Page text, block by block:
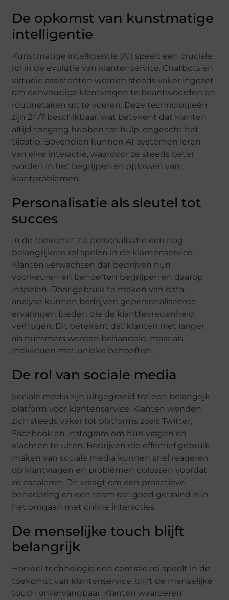
De opkomst van kunstmatige
intelligentie
Kunstmatige intelligentie (AI) speelt een cruciale
rol in de evolutie van klantenservice. Chatbots en
virtuele assistenten worden steeds vaker ingezet
om eenvoudige klantvragen te beantwoorden en
routinetaken uit te voeren. Deze technologieën
zijn 24/7 beschikbaar, wat betekent dat klanten
altijd toegang hebben tot hulp, ongeacht het
tijdstip. Bovendien kunnen AI-systemen leren
van elke interactie, waardoor ze steeds beter
worden in het begrijpen en oplossen van
klantproblemen.
Personalisatie als sleutel tot
succes
In de toekomst zal personalisatie een nog
belangrijkere rol spelen in de klantenservice.
Klanten verwachten dat bedrijven hun
voorkeuren en behoeften begrijpen en daarop
inspelen. Door gebruik te maken van data-
analyse kunnen bedrijven gepersonaliseerde
ervaringen bieden die de klanttevredenheid
verhogen. Dit betekent dat klanten niet langer
als nummers worden behandeld, maar als
individuen met unieke behoeften.
De rol van sociale media
Sociale media zijn uitgegroeid tot een belangrijk
platform voor klantenservice. Klanten wenden
zich steeds vaker tot platforms zoals Twitter,
Facebook en Instagram om hun vragen en
klachten te uiten. Bedrijven die effectief gebruik
maken van sociale media kunnen snel reageren
op klantvragen en problemen oplossen voordat
ze escaleren. Dit vraagt om een proactieve
benadering en een team dat goed getraind is in
het omgaan met online interacties.
De menselijke touch blijft
belangrijk
Hoewel technologie een centrale rol speelt in de
toekomst van klantenservice, blijft de menselijke
touch onvervangbaar. Klanten waarderen